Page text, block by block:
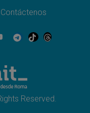
el mundo, solo la
Arte de las
«Exercises in
Contáctenos
Reserved.